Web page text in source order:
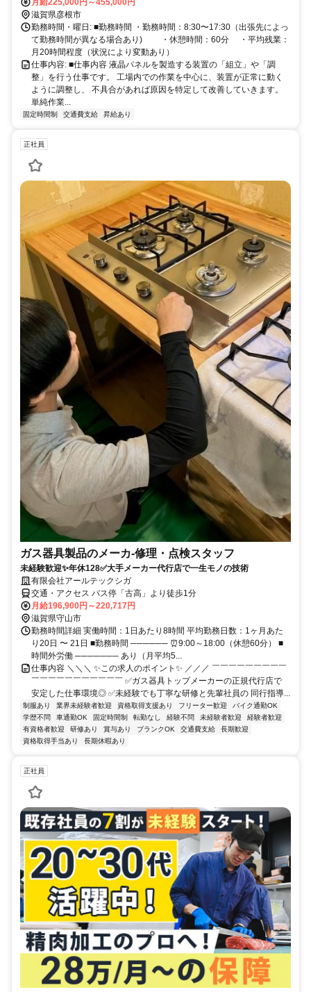
滋賀県彦根市
勤務時間・曜日: ■勤務時間 ・勤務時間：8:30〜17:30（出張先によっ
て勤務時間が異なる場合あり) ・休憩時間：60分 ・平均残業：
月20時間程度（状況により変動あり）
仕事内容: ■仕事内容 液晶パネルを製造する装置の「組立」や「調
整」を行う仕事です。 工場内での作業を中心に、装置が正常に動く
ように調整し、 不具合があれば原因を特定して改善していきます。
単純作業...
固定時間制 交通費支給 昇給あり
正社員
ガス器具製品のメーカ-修理・点検スタッフ
未経験歓迎✨年休128✅大手メーカー代行店で一生モノの技術
有限会社アールテックシガ
交通・アクセス バス停「古高」より徒歩1分
月給196,900円～220,717円
滋賀県守山市
勤務時間詳細 実働時間：1日あたり8時間 平均勤務日数：1ヶ月あた
り20日 〜 21日 ■勤務時間 ────── ⏰9:00～18:00（休憩60分） ■
時間外労働 ─────── あり（月平均5...
仕事内容 ＼＼＼ ✨この求人のポイント✨ ／／／ ￣￣￣￣￣￣￣￣￣
￣￣￣￣￣￣￣￣￣￣￣ ✅ガス器具トップメーカーの正規代行店で
安定した仕事環境◎ ✅未経験でも丁寧な研修と先輩社員の 同行指導...
制服あり 業界未経験者歓迎 資格取得支援あり フリーター歓迎
バイク通勤OK
学歴不問
車通勤OK 固定時間制 転勤なし 経験不問 未経験者歓迎
経験者歓迎
有資格者歓迎
研修あり 賞与あり ブランクOK 交通費支給
長期歓迎
資格取得手当あり
長期休暇あり
正社員